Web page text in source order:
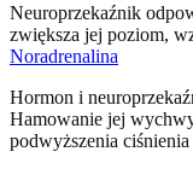
Neuroprzekaźnik
zwiększa jej poziom,
Noradrenalina
Hormon i
Hamowanie jej
podwyższenia